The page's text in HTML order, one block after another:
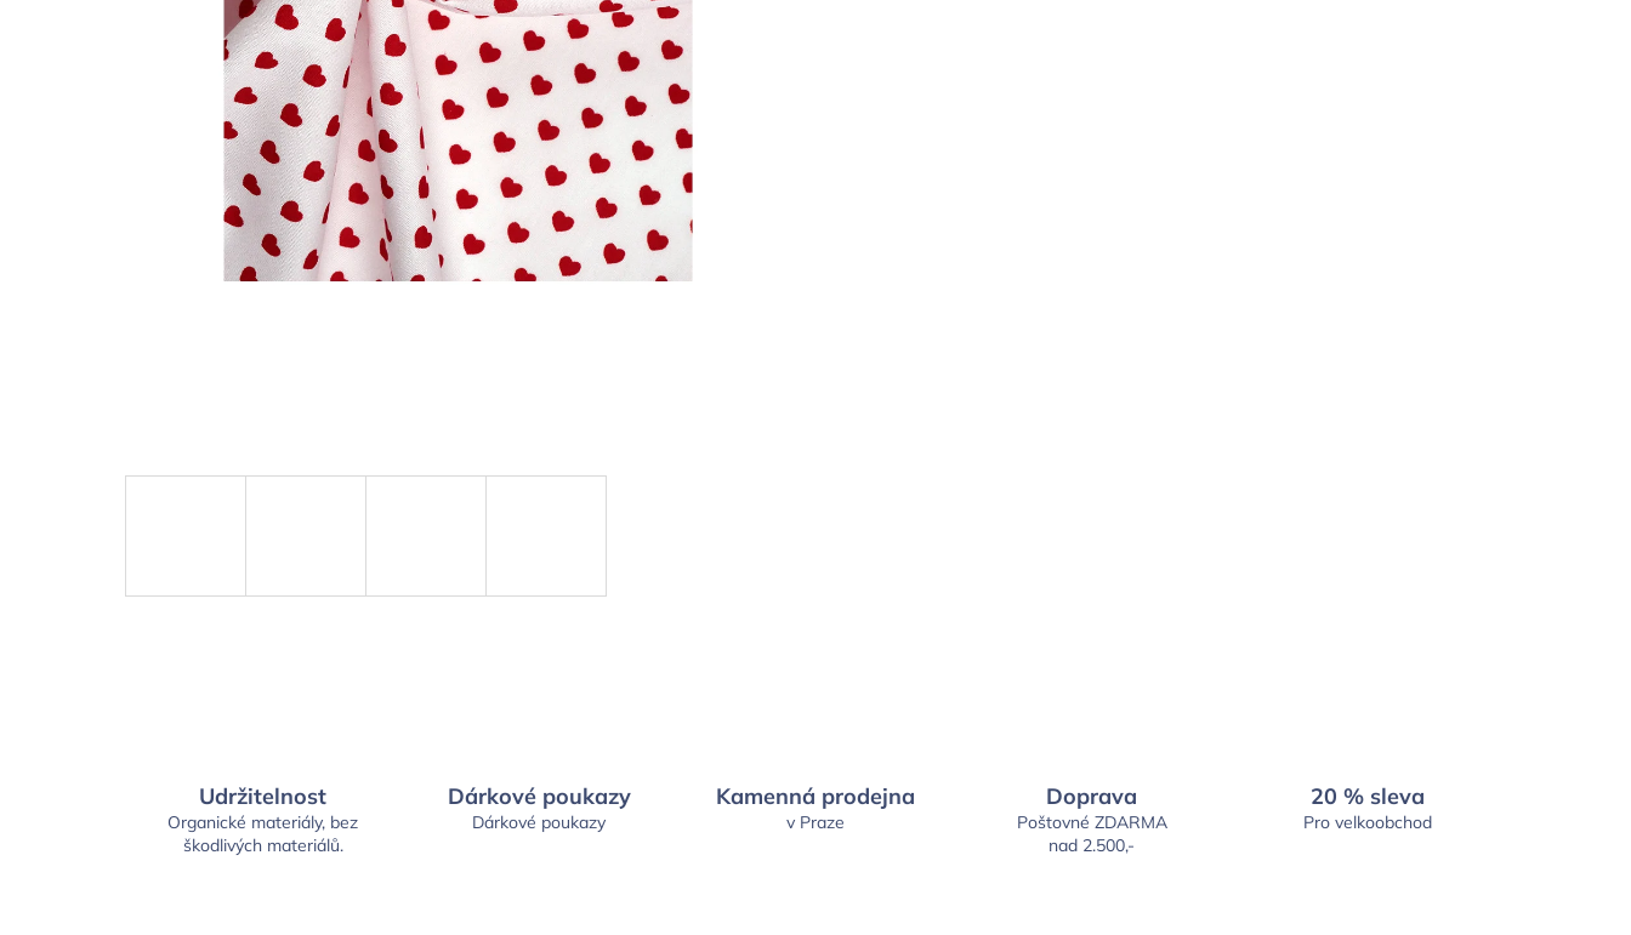
Udržitelnost
Organické materiály, bez
škodlivých materiálů.
Dárkové poukazy
Dárkové poukazy
Kamenná prodejna
v Praze
Doprava
Poštovné ZDARMA
nad 2.500,-
20 % sleva
Pro velkoobchod